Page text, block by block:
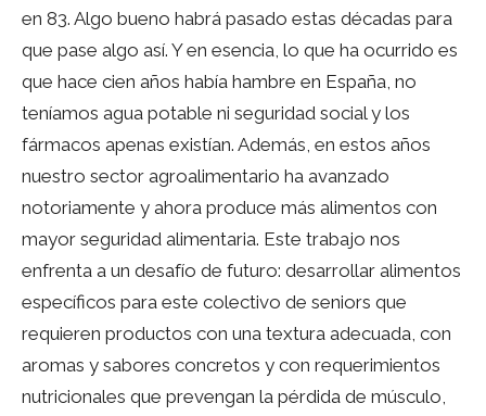
en 83. Algo bueno habrá pasado estas décadas para
que pase algo así. Y en esencia, lo que ha ocurrido es
que hace cien años había hambre en España, no
teníamos agua potable ni seguridad social y los
fármacos apenas existían. Además, en estos años
nuestro sector agroalimentario ha avanzado
notoriamente y ahora produce más alimentos con
mayor seguridad alimentaria. Este trabajo nos
enfrenta a un desafío de futuro: desarrollar alimentos
específicos para este colectivo de seniors que
requieren productos con una textura adecuada, con
aromas y sabores concretos y con requerimientos
nutricionales que prevengan la pérdida de músculo,